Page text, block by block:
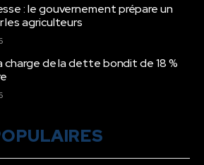
: le gouvernement prépare un
les agriculteurs
charge de la dette bondit de 18 %